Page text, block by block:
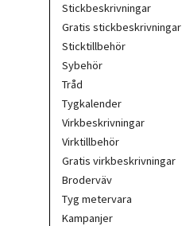
Stickbeskrivningar
Gratis stickbeskrivningar
Sticktillbehör
Sybehör
Tråd
Tygkalender
Virkbeskrivningar
Virktillbehör
Gratis virkbeskrivningar
Broderväv
Tyg metervara
Kampanjer